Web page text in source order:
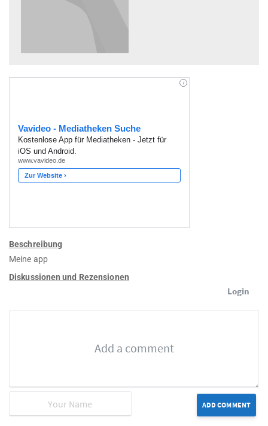
Beschreibung
Meine app
Diskussionen und Rezensionen
Login
ADD COMMENT